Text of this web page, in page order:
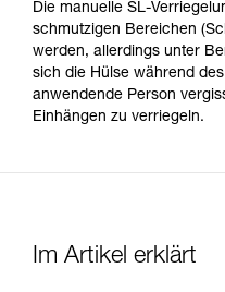
Die manuelle SL-
schmutzigen Bereichen
werden, allerdings unter
sich die Hülse während
anwendende Person
Einhängen zu verriegeln.
Im Artikel erklärt